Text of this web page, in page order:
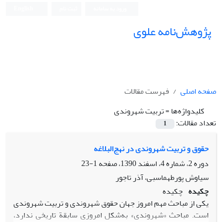
پژوهش‌نامه علوی
صفحه اصلی
فهرست مقالات
کلیدواژه‌ها =تربیت شهروندی
تعداد مقالات:
1
حقوق و تربیت شهروندی در نهج‌البلاغه
دوره 2، شماره 4، اسفند 1390، صفحه
1-23
سیاوش پورطهماسبی، آذر تاجور
چکیده چکیده
یکی از مباحث مهم امروز جهان حقوق شهروندی و تربیت شهروندی
است. مباحث «شهروندی» به‌شکل امروزی سابقة تاریخی ندارد،